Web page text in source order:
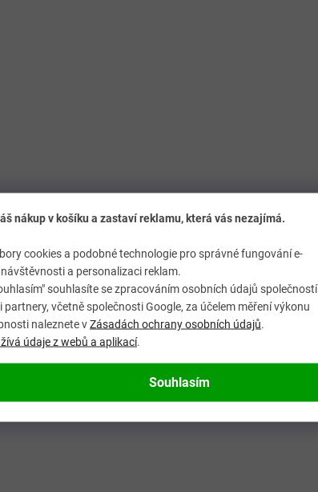
nákup v košíku a zastaví reklamu, která vás nezajímá.
cookies a podobné technologie pro správné fungování e-
a personalizaci reklam.
souhlasíte se zpracováním osobních údajů společností
včetně společnosti Google, za účelem měření výkonu
naleznete vZásadách ochrany osobních údajů.
údaje z webů a aplikací.
Souhlasím